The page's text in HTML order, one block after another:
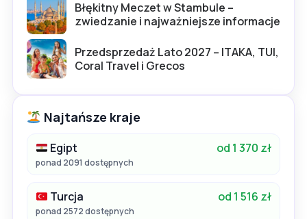
Błękitny Meczet w Stambule –
zwiedzanie i najważniejsze informacje
Przedsprzedaż Lato 2027 – ITAKA, TUI,
Coral Travel i Grecos
Najtańsze kraje
Egipt od 1 370 zł
ponad 2091 dostępnych
Turcja od 1 516 zł
ponad 2572 dostępnych